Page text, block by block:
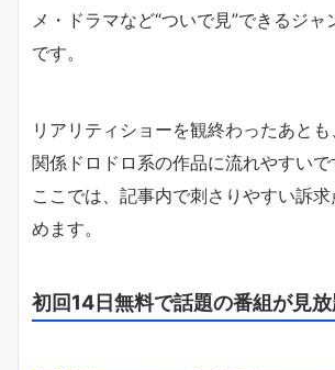
メ・ドラマなど“ついで見”できるジャ
です。
リアリティショーを観終わったあと
関係ドロドロ系の作品に流れやすいで
ここでは、記事内で刺さりやすい訴
めます。
初回14日無料で話題の番組が見放